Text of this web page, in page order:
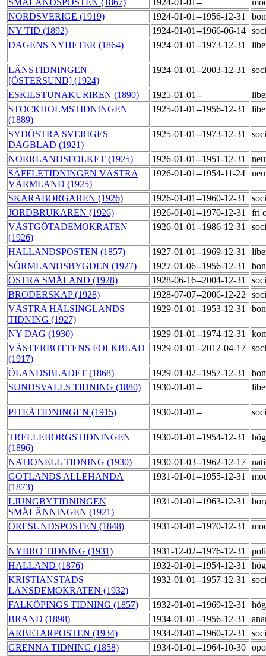
SMÅLANDSPOSTEN (1867) 1924-01-01--
NORDSVERIGE (1919)
1924-01-01--1956-12-31
NY TID (1892)
1924-01-01--1966-06-14
DAGENS NYHETER (1864)
1924-01-01--1973-12-31
LÄNSTIDNINGEN
[ÖSTERSUND] (1924)
1924-01-01--2003-12-31
ESKILSTUNAKURIREN (1890) 1925-01-01--
STOCKHOLMSTIDNINGEN
(1889)
1925-01-01--1956-12-31
SYDÖSTRA SVERIGES
DAGBLAD (1921)
1925-01-01--1973-12-31
NORRLANDSFOLKET (1925) 1926-01-01--1951-12-31
SÄFFLETIDNINGEN VÄSTRA
VÄRMLAND (1925)
1926-01-01--1954-11-24
SKARABORGAREN (1926) 1926-01-01--1960-12-31
JORDBRUKAREN (1926)
1926-01-01--1970-12-31
fri
VÄSTGÖTADEMOKRATEN
(1926)
1926-01-01--1986-12-31
HALLANDSPOSTEN (1857) 1927-01-01--1969-12-31
SÖRMLANDSBYGDEN (1927)
1927-01-06--1956-12-31
ÖSTRA SMÅLAND (1928)
1928-06-16--2004-12-31
BRODERSKAP (1928)
1928-07-07--2006-12-22
VÄSTRA HÄLSINGLANDS
TIDNING (1927)
1929-01-01--1953-12-31
NY DAG (1930) 1929-01-01--1974-12-31
VÄSTERBOTTENS FOLKBLAD
(1917)
1929-01-01--2012-04-17
ÖLANDSBLADET (1868) 1929-01-02--1957-12-31
SUNDSVALLS TIDNING (1880)
1930-01-01--
PITEÅTIDNINGEN (1915) 1930-01-01--
TRELLEBORGSTIDNINGEN
(1896)
1930-01-01--1954-12-31
NATIONELL TIDNING (1930) 1930-01-03--1962-12-17
GOTLANDS ALLEHANDA
(1873)
1931-01-01--1955-12-31
LJUNGBYTIDNINGEN
SMÅLÄNNINGEN (1921)
1931-01-01--1963-12-31
ÖRESUNDSPOSTEN (1848) 1931-01-01--1970-12-31
NYBRO TIDNING (1931) 1931-12-02--1976-12-31
HALLAND (1876)
1932-01-01--1954-12-31
KRISTIANSTADS
LÄNSDEMOKRATEN (1932)
1932-01-01--1957-12-31
FALKÖPINGS TIDNING (1857) 1932-01-01--1969-12-31
BRAND (1898)
1934-01-01--1956-12-31
ARBETARPOSTEN (1934)
1934-01-01--1960-12-31
GRENNA TIDNING (1858)
1934-01-01--1964-10-30